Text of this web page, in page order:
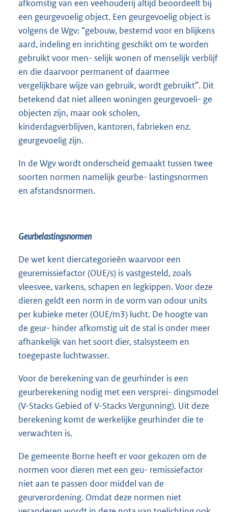
afkomstig van een veehouderij altijd beoordeelt bij
een geurgevoelig object. Een geurgevoelig object is
volgens de Wgv: “gebouw, bestemd voor en blijkens
aard, indeling en inrichting geschikt om te worden
gebruikt voor men- selijk wonen of menselijk verblijf
en die daarvoor permanent of daarmee
vergelijkbare wijze van gebruik, wordt gebruikt”. Dit
betekend dat niet alleen woningen geurgevoeli- ge
objecten zijn, maar ook scholen,
kinderdagverblijven, kantoren, fabrieken enz.
geurgevoelig zijn.
In de Wgv wordt onderscheid gemaakt tussen twee
soorten normen namelijk geurbe- lastingsnormen
en afstandsnormen.
Geurbelastingsnormen
De wet kent diercategorieën waarvoor een
geuremissiefactor (OUE/s) is vastgesteld, zoals
vleesvee, varkens, schapen en legkippen. Voor deze
dieren geldt een norm in de vorm van odour units
per kubieke meter (OUE/m3) lucht. De hoogte van
de geur- hinder afkomstig uit de stal is onder meer
afhankelijk van het soort dier, stalsysteem en
toegepaste luchtwasser.
Voor de berekening van de geurhinder is een
geurberekening nodig met een versprei- dingsmodel
(V-Stacks Gebied of V-Stacks Vergunning). Uit deze
berekening komt de werkelijke geurhinder die te
verwachten is.
De gemeente Borne heeft er voor gekozen om de
normen voor dieren met een geu- remissiefactor
niet aan te passen door middel van de
geurverordening. Omdat deze normen niet